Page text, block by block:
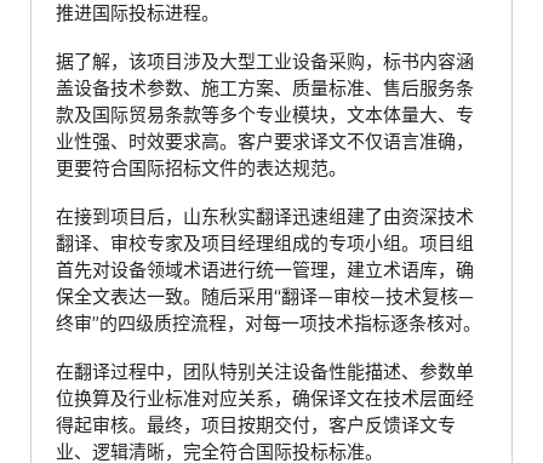
推进国际投标进程。
据了解，该项目涉及大型工业设备采购，标书内容涵
盖设备技术参数、施工方案、质量标准、售后服务条
款及国际贸易条款等多个专业模块，文本体量大、专
业性强、时效要求高。客户要求译文不仅语言准确，
更要符合国际招标文件的表达规范。
在接到项目后，山东秋实翻译迅速组建了由资深技术
翻译、审校专家及项目经理组成的专项小组。项目组
首先对设备领域术语进行统一管理，建立术语库，确
保全文表达一致。随后采用“翻译—审校—技术复核—
终审”的四级质控流程，对每一项技术指标逐条核对。
在翻译过程中，团队特别关注设备性能描述、参数单
位换算及行业标准对应关系，确保译文在技术层面经
得起审核。最终，项目按期交付，客户反馈译文专
业、逻辑清晰，完全符合国际投标标准。